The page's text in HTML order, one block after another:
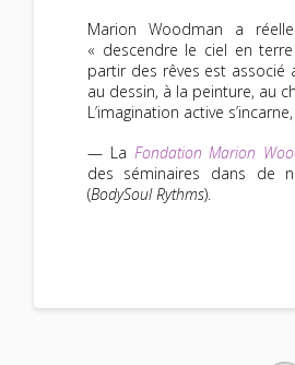
Marion Woodman a
« descendre le ciel en
partir des rêves est associé
au dessin, à la peinture, au
L’imagination active
— La Fondation Marion
des séminaires dans de
(BodySoul Rythms).